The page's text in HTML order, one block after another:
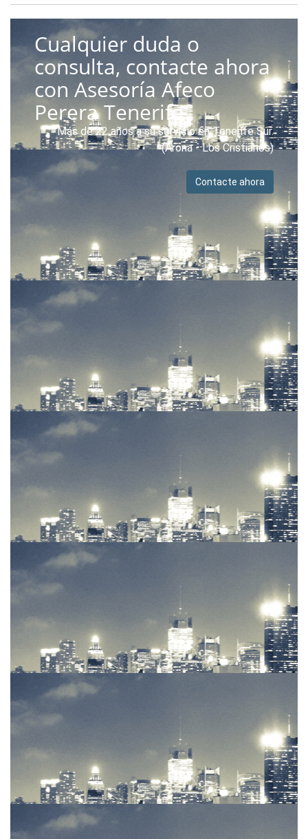
Cualquier duda o
consulta, contacte ahora
con Asesoría Afeco
Perera Tenerife.
Más de 22 años a su servicio en Tenerife Sur.
(Arona - Los Cristianos)
Contacte ahora